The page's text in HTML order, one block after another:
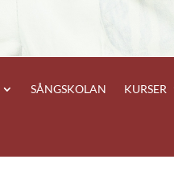
SÅNGSKOLAN KURSER